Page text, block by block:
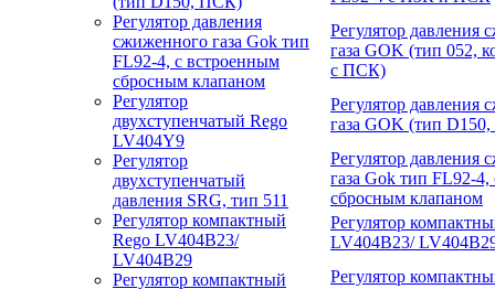
Регулятор давления
сжиженного газа Gok тип
FL92-4, с встроенным
сбросным клапаном
Регулятор
двухступенчатый Rego
LV404Y9
Регулятор
двухступенчатый
давления SRG, тип 511
Регулятор компактный
Rego LV404B23/
LV404B29
Регулятор компактный
Регулятор давления
газа GOK (тип 052,
с ПСК)
Регулятор давления
газа GOK (тип
Регулятор давления
газа Gok тип FL92-
сбросным клапаном
Регулятор
LV404B23/
Регулятор